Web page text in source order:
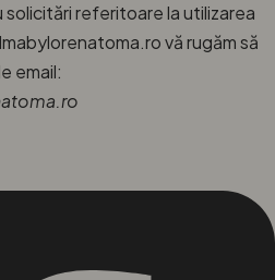
referitoare la utilizarea
vă rugăm să
email: